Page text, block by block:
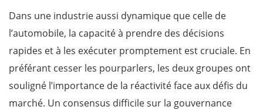
Dans une industrie aussi dynamique que celle de
l’automobile, la capacité à prendre des décisions
rapides et à les exécuter promptement est cruciale. En
préférant cesser les pourparlers, les deux groupes ont
souligné l’importance de la réactivité face aux défis du
marché. Un consensus difficile sur la gouvernance